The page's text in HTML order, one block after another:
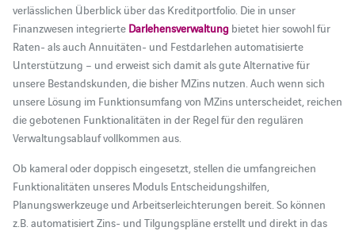
verlässlichen Überblick über das Kreditportfolio. Die in unser
Finanzwesen integrierte Darlehensverwaltungbietet hier sowohl für
Raten- als auch Annuitäten- und Festdarlehen automatisierte
Unterstützung – und erweist sich damit als gute Alternative für
unsere Bestandskunden, die bisher MZins nutzen. Auch wenn sich
unsere Lösung im Funktionsumfang von MZins unterscheidet, reichen
die gebotenen Funktionalitäten in der Regel für den regulären
Verwaltungsablauf vollkommen aus.
Ob kameral oder doppisch eingesetzt, stellen die umfangreichen
Funktionalitäten unseres Moduls Entscheidungshilfen,
Planungswerkzeuge und Arbeitserleichterungen bereit. So können
z.B. automatisiert Zins- und Tilgungspläne erstellt und direkt in das